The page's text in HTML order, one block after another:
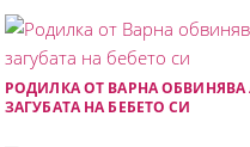
РОДИЛКА ОТ ВАРНА
ЗАГУБАТА НА БЕБЕТО СИ